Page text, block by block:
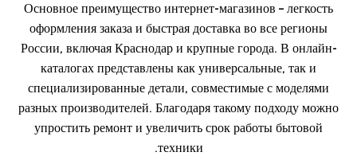
Основное преимущество интернет-магазинов – легкость
оформления заказа и быстрая доставка во все регионы
России, включая Краснодар и крупные города. В онлайн-
каталогах представлены как универсальные, так и
специализированные детали, совместимые с моделями
разных производителей. Благодаря такому подходу можно
упростить ремонт и увеличить срок работы бытовой
техники.